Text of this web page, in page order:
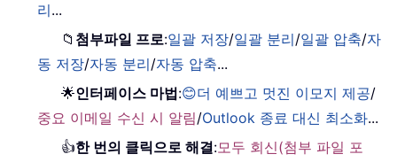
리...
📁 첨부파일 프로:일괄 저장/일괄 분리/일괄 압축/자
동 저장/자동 분리/자동 압축...
🌟인터페이스 마법:😊더 예쁘고 멋진 이모지 제공/
중요 이메일 수신 시 알림/Outlook 종료 대신 최소화...
👍한 번의 클릭으로 해결:모두 회신(첨부 파일 포